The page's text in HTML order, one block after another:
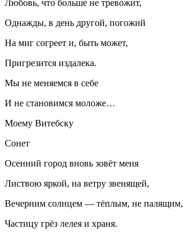
Любовь, что больше не тревожит,
Однажды, в день другой, погожий
На миг согреет и, быть может,
Пригрезится издалека.
Мы не меняемся в себе
И не становимся моложе…
Моему Витебску
Сонет
Осенний город вновь зовёт меня
Листвою яркой, на ветру звенящей,
Вечерним солнцем — тёплым, не палящим,
Частицу грёз лелея и храня.